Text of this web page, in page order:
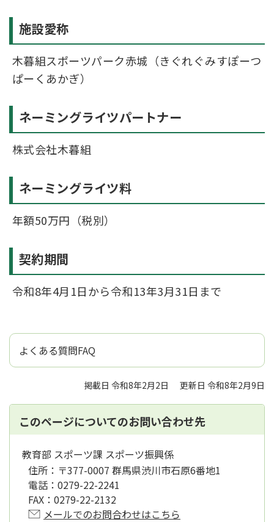
施設愛称
木暮組スポーツパーク赤城（きぐれぐみすぽーつ
ぱーくあかぎ）
ネーミングライツパートナー
株式会社木暮組
ネーミングライツ料
年額50万円（税別）
契約期間
令和8年4月1日から令和13年3月31日まで
よくある質問FAQ
掲載日 令和8年2月2日 更新日 令和8年2月9日
このページについてのお問い合わせ先
教育部 スポーツ課 スポーツ振興係
住所： 〒377-0007 群馬県渋川市石原6番地1
電話： 0279-22-2241
FAX： 0279-22-2132
メールでのお問合わせはこちら